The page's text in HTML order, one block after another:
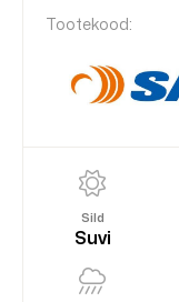
Tootekood:
Sild
Suvi